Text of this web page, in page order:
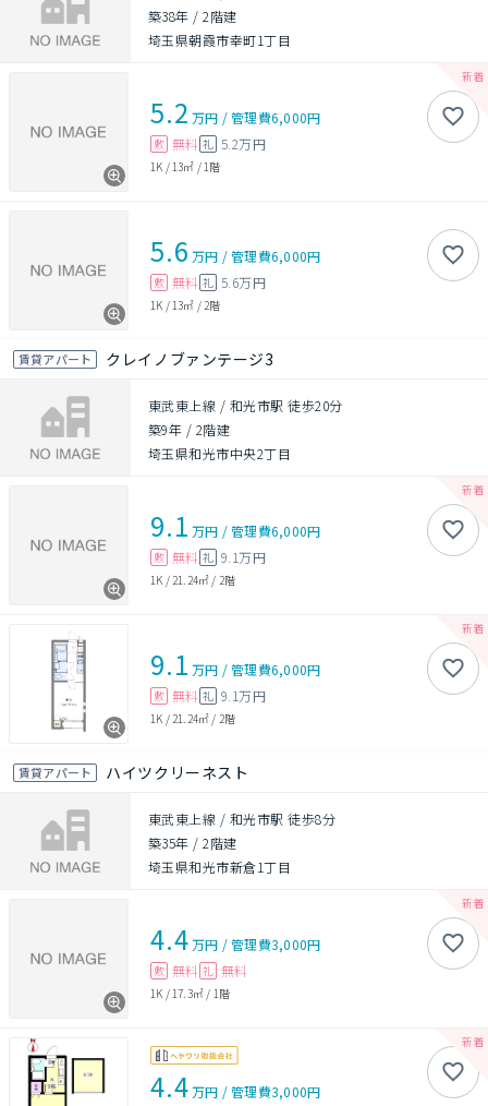
築38年 /2階建
埼玉県朝霞市幸町1丁目
5.2 万円 /管理費6,000円
敷 無料 礼 5.2万円
1K / 13㎡ / 1階
5.6 万円 /管理費6,000円
敷 無料 礼 5.6万円
1K / 13㎡ / 2階
賃貸アパート クレイノブァンテージ3
東武東上線 / 和光市駅 徒歩20分
築9年 / 2階建
埼玉県和光市中央2丁目
9.1 万円 /管理費6,000円
敷 無料 礼 9.1万円
1K / 21.24㎡ / 2階
9.1 万円 /管理費6,000円
敷 無料 礼 9.1万円
1K / 21.24㎡ / 2階
賃貸アパート ハイツクリーネスト
東武東上線 / 和光市駅 徒歩8分
築35年 /2階建
埼玉県和光市新倉1丁目
4.4万円 /管理費3,000円
敷 無料 礼 無料
1K / 17.3㎡ / 1階
4.4万円 /管理費3,000円